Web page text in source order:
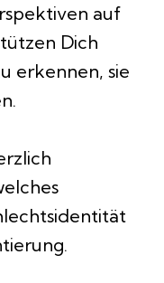
auf
Dich
erkennen, sie